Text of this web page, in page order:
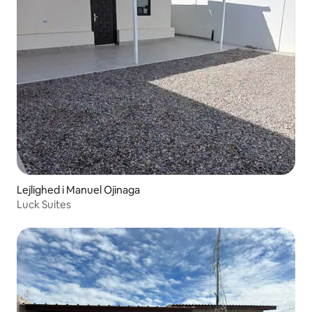
Lejlighed i Manuel Ojinaga
Luck Suites